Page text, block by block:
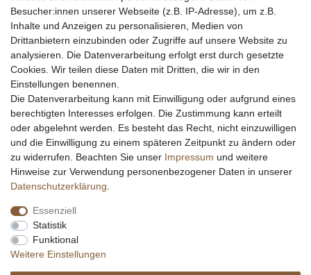
Messer Info Forum
Messer schärfen
Messerhersteller
Stahltabelle
Stahlarten
Rockwell Härte
Messerarten
Klingenformen
Holzarten
Impressum Daten­schutz­erklärung AGB
Widerrufs­recht
Besucher:innen unserer Webseite (z.B. IP-Adresse), um z.B.
Inhalte und Anzeigen zu personalisieren, Medien von
Drittanbietern einzubinden oder Zugriffe auf unsere Website zu
analysieren. Die Datenverarbeitung erfolgt erst durch gesetzte
Cookies. Wir teilen diese Daten mit Dritten, die wir in den
Einstellungen benennen.
Die Datenverarbeitung kann mit Einwilligung oder aufgrund eines
berechtigten Interesses erfolgen. Die Zustimmung kann erteilt
oder abgelehnt werden. Es besteht das Recht, nicht einzuwilligen
und die Einwilligung zu einem späteren Zeitpunkt zu ändern oder
zu widerrufen. Beachten Sie unser Impressum und weitere
Hinweise zur Verwendung personenbezogener Daten in unserer
Daten­schutz­erklärung
Essenziell
Statistik
Funktional
Weitere Einstellungen